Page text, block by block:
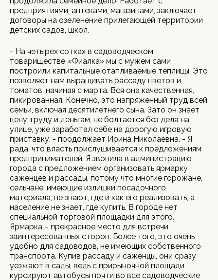
предприятиями, аптеками, магазинами, заключает
договоры на озеленение прилегающей территории
детских садов, школ.
- На четырех сотках в садоводческом
товариществе «Фиалка» мы с мужем сами
построили капитальные отапливаемые теплицы. Это
позволяет нам выращивать рассаду цветов и
томатов, начиная с марта. Вся она качественная,
пикированная. Конечно, это напряженный труд всей
семьи, включая десятилетнего сына. Зато он знает
цену труду и деньгам, не болтается без дела на
улице, уже заработал себе на дорогую игровую
приставку, - продолжает Ирина Николаевна. - Я
рада, что власть прислушивается к предложениям
предпринимателей. Я звонила в администрацию
города с предложением организовать ярмарку
саженцев и рассады, потому что многие горожане,
сельчане, имеющие излишки посадочного
материала, не знают, где и как его реализовать, а
население не знает, где купить. В городе нет
специальной торговой площадки для этого.
Ярмарка – прекрасное место для встречи
заинтересованных сторон. Более того, это очень
удобно для садоводов, не имеющих собственного
транспорта. Купив рассаду и саженцы, они сразу
уезжают в сады, ведь с прирыночной площади
курсируют автобусы почти во все садоводческие